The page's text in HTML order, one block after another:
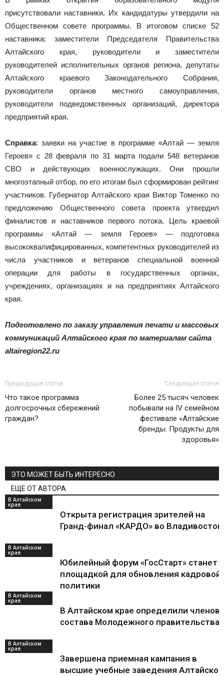
присутствовали наставники. Их кандидатуры утвердили на
Общественном совете программы. В итоговом списке 52
наставника: заместители Председателя Правительства
Алтайского края, руководители и заместители
руководителей исполнительных органов региона, депутаты
Алтайского краевого Законодательного Собрания,
руководители органов местного самоуправления,
руководители подведомственных организаций, директора
предприятий края.
Справка: заявки на участие в программе «Алтай — земля
Героев» с 28 февраля по 31 марта подали 548 ветеранов
СВО и действующих военнослужащих. Они прошли
многоэтапный отбор, по его итогам был сформирован рейтинг
участников. Губернатор Алтайского края Виктор Томенко по
предложению Общественного совета проекта утвердил
финалистов и наставников первого потока. Цель краевой
программы «Алтай — земля Героев» — подготовка
высококвалифицированных, компетентных руководителей из
числа участников и ветеранов специальной военной
операции для работы в государственных органах,
учреждениях, организациях и на предприятиях Алтайского
края.
Подготовлено по заказу управления печати и массовых
коммуникаций Алтайского края по материалам сайта
altairegion22.ru
Предыдущая статья
Что такое программа
долгосрочных сбережений
граждан?
Следующая статья
Более 25 тысяч человек
побывали на IV семейном
фестивале «Алтайские
бренды. Продукты для
здоровья»
ЭТО МОЖЕТ БЫТЬ ИНТЕРЕСНО
ЕЩЕ ОТ АВТОРА
В Алтайском
крае
Открыта регистрация зрителей на
Гранд-финал «КАРДО» во
В Алтайском
крае
Юбилейный форум «ГосСтарт» станет
площадкой для обновления кадровой
политики
В Алтайском
крае
В Алтайском крае определили членов
состава Молодежного правительства
В Алтайском
крае
Завершена приемная кампания в
высшие учебные заведения